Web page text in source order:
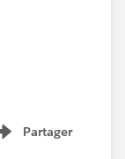
Partager
Show menu